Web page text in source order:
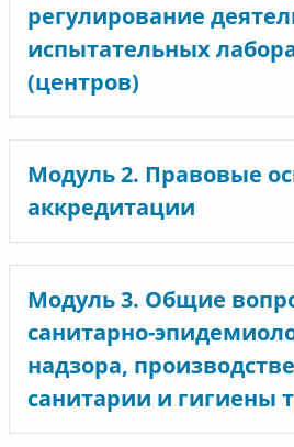
регулирование
испытательных
(центров)
Модуль 2. Правовые
аккредитации
Модуль 3. Общие
санитарно-
надзора,
санитарии и гигиены